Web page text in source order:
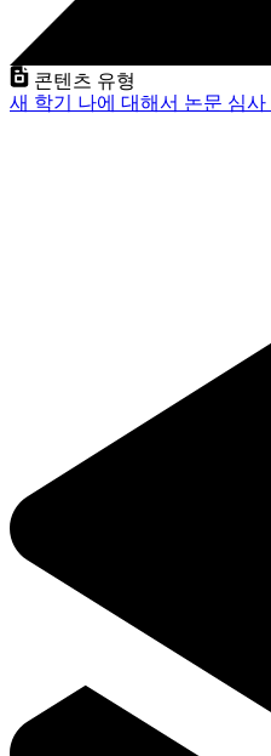
콘텐츠 유형
새 학기 나에 대해서 논문 심사